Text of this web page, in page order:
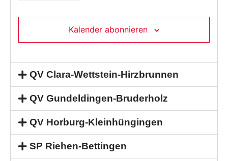
Kalender abonnieren
QV Clara-Wettstein-Hirzbrunnen
QV Gundeldingen-Bruderholz
QV Horburg-Kleinhüngingen
SP Riehen-Bettingen